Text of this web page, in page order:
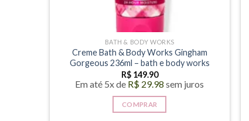
BATH & BODY WORKS
Creme Bath & Body Works Gingham
Gorgeous 236ml – bath e body works
R$149.90
Em até 5x de R$ 29.98 sem juros
COMPRAR